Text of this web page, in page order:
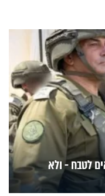
לטבח - ולא